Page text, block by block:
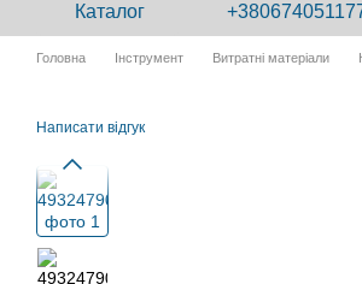
Каталог
Головна Інструмент Витратні матеріали
Написати відгук